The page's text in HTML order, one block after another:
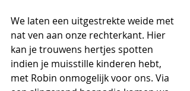
We laten een uitgestrekte weide met
nat ven aan onze rechterkant. Hier
kan je trouwens hertjes spotten
indien je muisstille kinderen hebt,
met Robin onmogelijk voor ons. Via